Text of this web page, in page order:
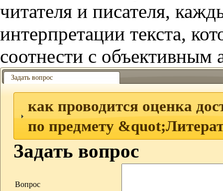
читателя и писателя,
интерпретации текста,
соотнести с
Задать вопрос
как проводится оценка
по предмету
Задать вопрос
Вопрос